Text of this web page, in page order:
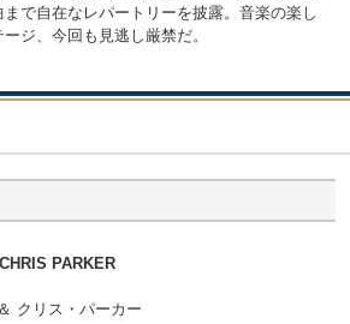
で自在なレパートリーを披露。音楽の楽し
ジ、今回も見逃し厳禁だ。
PARKER
クリス・パーカー